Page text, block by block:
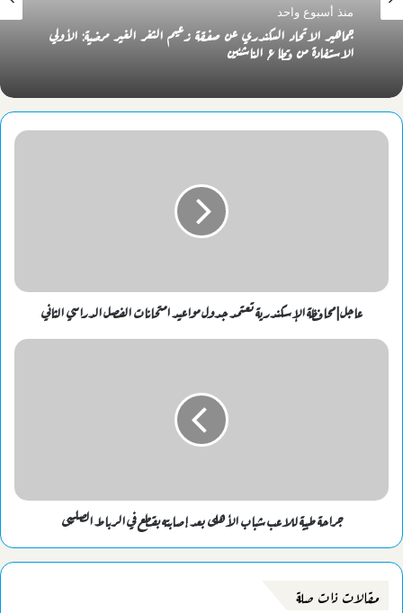
منذ أسبوع واحد
جماهير الاتحاد السكندري عن صفقة زعيم الثغر الغير مرضية: الأولي
الاستفادة من قطاع الناشئين
عاجل|محافظة الإسكندرية تعتمد جدول مواعيد امتحانات الفصل الدراسي الثاني
جراحة طبية للاعب شباب الأهلى بعد إصابته بقطع في الرباط الصليبى
مقالات ذات صلة